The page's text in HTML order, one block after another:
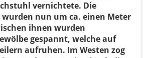
vernichtete. Die
nun um ca. einen Meter
ihnen wurden
gespannt, welche auf
aufruhen. Im Westen zog